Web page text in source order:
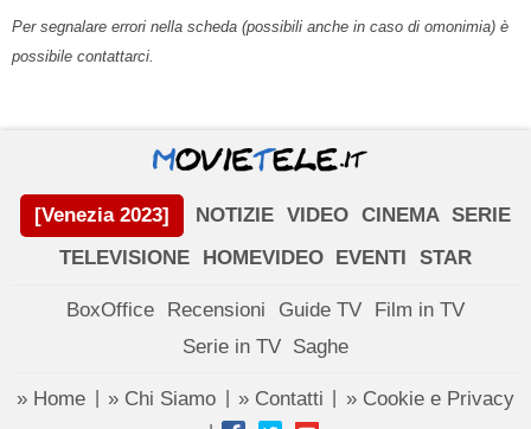
Per segnalare errori nella scheda (possibili anche in caso di omonimia) è
possibile contattarci.
[Venezia 2023] NOTIZIE VIDEO CINEMA SERIE
TELEVISIONE
HOMEVIDEO EVENTI STAR
BoxOffice Recensioni Guide TV
Film in TV
Serie in TV Saghe
» Home » Chi Siamo » Contatti » Cookie e Privacy